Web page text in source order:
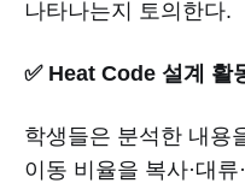
나타나는지 토의한다.
✅ Heat Code 설계 활
학생들은 분석한 내용
이동 비율을 복사·대